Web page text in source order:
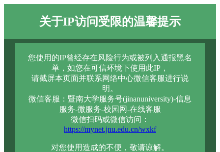
关于IP访问受限的温馨提示
您使用的IP曾经存在风险行为或被列入通报黑名
单，如您在可信环境下使用此IP，
请截屏本页面并联系网络中心微信客服进行说
明。
微信客服：暨南大学服务号(jinanuniversity)-信息
服务-微服务-校园网-在线客服
微信扫码或微信访问：
https://mynet.jnu.edu.cn/wxkf
对您使用造成的不便，敬请谅解。